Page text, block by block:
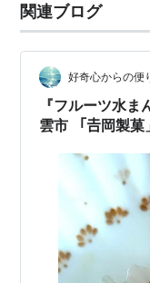
関連ブログ
好奇心からの便
『フルーツ水
雲市 「𠮷岡製